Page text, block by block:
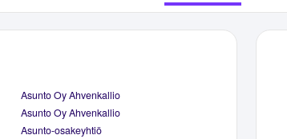
Asunto Oy Ahvenkallio
Asunto Oy Ahvenkallio
Asunto-osakeyhtiö